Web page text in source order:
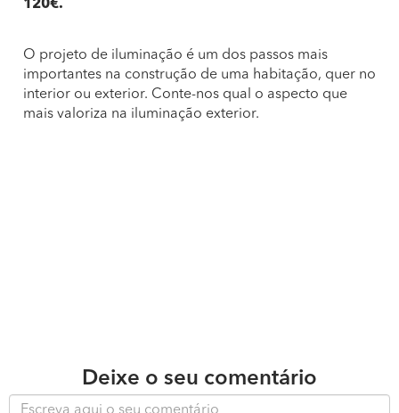
120€.
O projeto de iluminação é um dos passos mais
importantes na construção de uma habitação, quer no
interior ou exterior. Conte-nos qual o aspecto que
mais valoriza na iluminação exterior.
Deixe o seu comentário